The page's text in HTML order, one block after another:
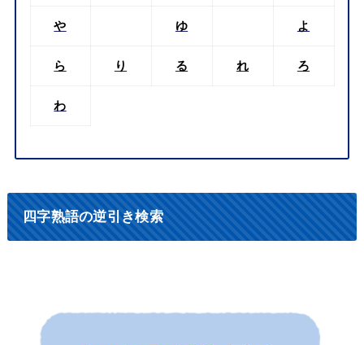
や ゆ よ
ら り る れ ろ
わ
四字熟語の逆引き検索